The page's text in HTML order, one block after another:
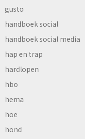
gusto
handboek social
handboek social media
hap en trap
hardlopen
hbo
hema
hoe
hond